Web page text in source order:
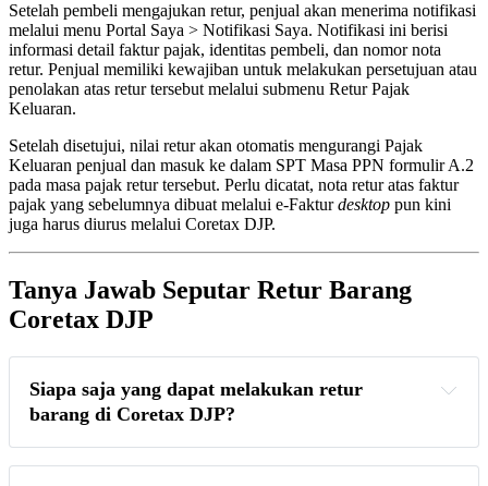
Setelah pembeli mengajukan retur, penjual akan menerima notifikasi
melalui menu Portal Saya > Notifikasi Saya. Notifikasi ini berisi
informasi detail faktur pajak, identitas pembeli, dan nomor nota
retur. Penjual memiliki kewajiban untuk melakukan persetujuan atau
penolakan atas retur tersebut melalui submenu Retur Pajak
Keluaran.
Setelah disetujui, nilai retur akan otomatis mengurangi Pajak
Keluaran penjual dan masuk ke dalam SPT Masa PPN formulir A.2
pada masa pajak retur tersebut. Perlu dicatat, nota retur atas faktur
pajak yang sebelumnya dibuat melalui e-Fakturdesktop pun kini
juga harus diurus melalui Coretax DJP.
Tanya Jawab Seputar Retur Barang
Coretax DJP
Siapa saja yang dapat melakukan retur
barang di Coretax DJP?